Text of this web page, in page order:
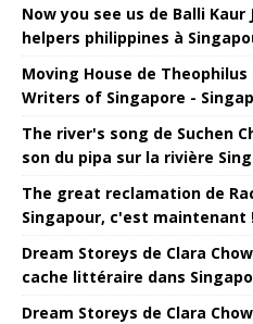
Now you see us de Balli Kaur
helpers philippines à
Moving House de
Writers of Singapore -
The river's song de Suchen
son du pipa sur la rivière
The great reclamation de
Singapour, c'est maintenant
Dream Storeys de Clara
cache littéraire dans
Dream Storeys de Clara